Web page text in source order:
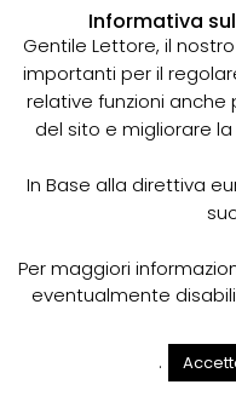
Spurgo
perché
I pozzi neri sono
per la raccolta
sistema di
spurgo dei pozzi
e prevenire il
Lo spurgo dei pozzi
l’utilizzo di
Cerca
Informativa
Gentile Lettore, il
importanti per il
relative funzioni anche
del sito e migliorare
In Base alla direttiva
Per maggiori
eventualmente
.